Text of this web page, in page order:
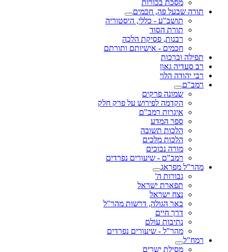
מסכת בכורות
תורה שבעל פה, חכמים
תושב"ע - כללי, היסטוריה
תורת הסוד
רבנות, פסיקת הלכה
חכמים - אישיותם ותורתם
תפילה וברכות
רב סעדיה גאון
רבי יהודה הלוי
רמב"ם
שמונה פרקים
הקדמה לפירוש על פרק חלק
איגרות רמב"ם
ספר המדע
הלכות תשובה
הלכות מלכים
מורה נבוכים
רמב"ם - שיעורים נפרדים
מהר"ל מפראג
גבורות ה'
תפארת ישראל
נצח ישראל
באר הגולה, דרשות מהר"ל
דרך חיים
נתיבות עולם
מהר"ל - שיעורים נפרדים
רמח"ל
מסילת ישרים